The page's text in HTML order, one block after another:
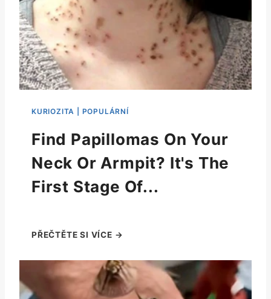
Find Papillomas On Your
Neck Or Armpit? It's The
First Stage Of...